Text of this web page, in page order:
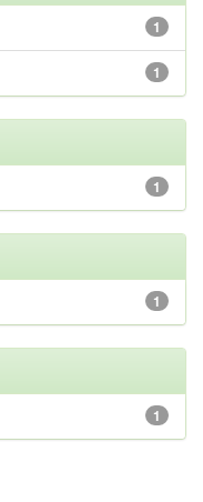
1
1
1
1
1